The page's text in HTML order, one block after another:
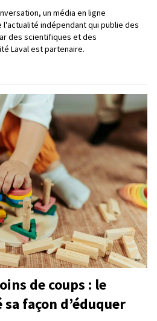
un média en ligne
indépendant qui publie des
des scientifiques et des
Laval est partenaire.
de coups : le
sa façon d’éduquer